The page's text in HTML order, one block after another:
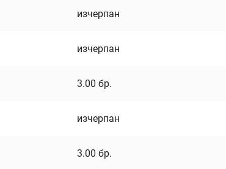
изчерпан
изчерпан
3.00 бр.
изчерпан
3.00 бр.